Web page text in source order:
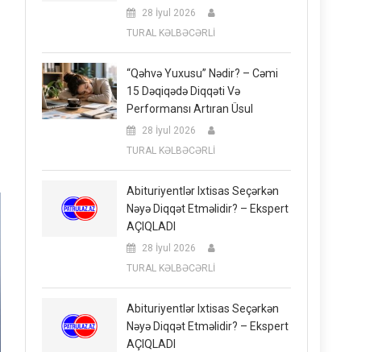
28 İyul 2026
TURAL KƏLBƏCƏRLİ
“Qəhvə Yuxusu” Nədir? – Cəmi
15 Dəqiqədə Diqqəti Və
Performansı Artıran Üsul
28 İyul 2026
TURAL KƏLBƏCƏRLİ
Abituriyentlər Ixtisas Seçərkən
Nəyə Diqqət Etməlidir? – Ekspert
AÇIQLADI
28 İyul 2026
TURAL KƏLBƏCƏRLİ
Abituriyentlər Ixtisas Seçərkən
Nəyə Diqqət Etməlidir? – Ekspert
AÇIQLADI